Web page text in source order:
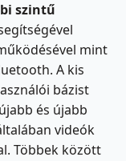
szintű
mint
A kis
bázist
és újabb
videók
Többek között